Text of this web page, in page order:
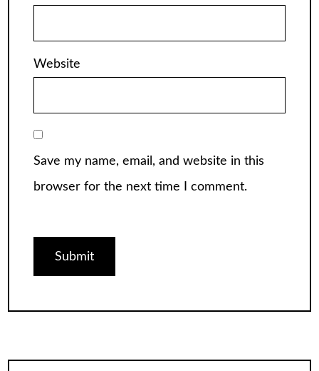
Website
Save my name, email, and website in this
browser for the next time I comment.